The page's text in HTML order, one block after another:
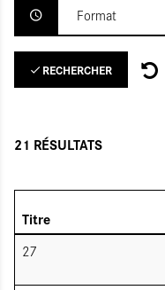
Format
Aucune sélection
RECHERCHER
21 RÉSULTATS
Titre
27